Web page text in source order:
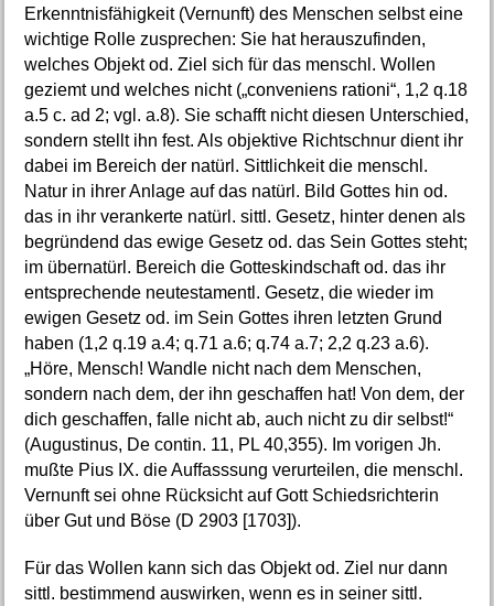
Erkenntnisfähigkeit (Vernunft) des Menschen selbst eine
wichtige Rolle zusprechen: Sie hat herauszufinden,
welches Objekt od. Ziel sich für das menschl. Wollen
geziemt und welches nicht („conveniens rationi“, 1,2 q.18
a.5 c. ad 2; vgl. a.8). Sie schafft nicht diesen Unterschied,
sondern stellt ihn fest. Als objektive Richtschnur dient ihr
dabei im Bereich der natürl. Sittlichkeit die menschl.
Natur in ihrer Anlage auf das natürl. Bild Gottes hin od.
das in ihr verankerte natürl. sittl. Gesetz, hinter denen als
begründend das ewige Gesetz od. das Sein Gottes steht;
im übernatürl. Bereich die Gotteskindschaft od. das ihr
entsprechende neutestamentl. Gesetz, die wieder im
ewigen Gesetz od. im Sein Gottes ihren letzten Grund
haben (1,2 q.19 a.4; q.71 a.6; q.74 a.7; 2,2 q.23 a.6).
„Höre, Mensch! Wandle nicht nach dem Menschen,
sondern nach dem, der ihn geschaffen hat! Von dem, der
dich geschaffen, falle nicht ab, auch nicht zu dir selbst!“
(Augustinus, De contin. 11, PL 40,355). Im vorigen Jh.
mußte Pius IX. die Auffasssung verurteilen, die menschl.
Vernunft sei ohne Rücksicht auf Gott Schiedsrichterin
über Gut und Böse (D 2903 [1703]).
Für das Wollen kann sich das Objekt od. Ziel nur dann
sittl. bestimmend auswirken, wenn es in seiner sittl.